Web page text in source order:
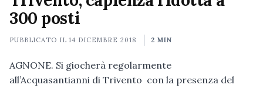
300 posti
PUBBLICATO IL14 DICEMBRE 2018 2 MIN
AGNONE. Si giocherà regolarmente
all’Acquasantianni di Trivento con la presenza del